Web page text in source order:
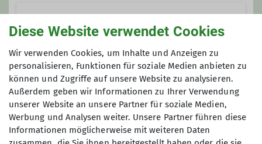
Ämter
Beirat
Gruppenleiter*in Naturschutzteam
Naturschutzreferent*in
Naturschutzteam
Details
Anmeldung
naturschutzteam@alpenverein-regensburg.de
Diese Website verwendet Cookies
Wir verwenden Cookies, um Inhalte und Anzeigen zu
personalisieren, Funktionen für soziale Medien anbieten zu
können und Zugriffe auf unsere Website zu analysieren.
Außerdem geben wir Informationen zu Ihrer Verwendung
unserer Website an unsere Partner für soziale Medien,
Werbung und Analysen weiter. Unsere Partner führen diese
Informationen möglicherweise mit weiteren Daten